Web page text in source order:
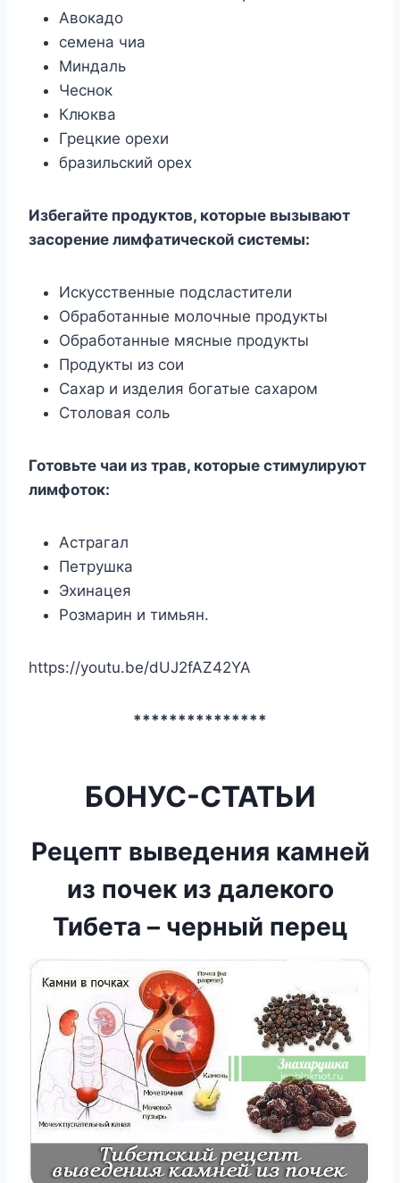
Авокадо
семена чиа
Миндаль
Чеснок
Клюква
Грецкие орехи
бразильский орех
Избегайте продуктов, которые вызывают
засорение лимфатической системы:
Искусственные подсластители
Обработанные молочные продукты
Обработанные мясные продукты
Продукты из сои
Сахар и изделия богатые сахаром
Столовая соль
Готовьте чаи из трав, которые стимулируют
лимфоток:
Астрагал
Петрушка
Эхинацея
Розмарин и тимьян.
https://youtu.be/dUJ2fAZ42YA
***************
БОНУС-СТАТЬИ
Рецепт выведения камней
из почек из далекого
Тибета – черный перец